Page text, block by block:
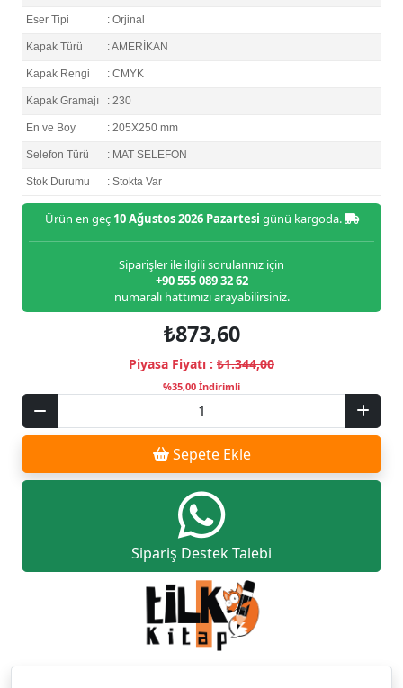
Eser Tipi : Orjinal
Kapak Türü : AMERİKAN
Kapak Rengi : CMYK
Kapak Gramajı : 230
En ve Boy : 205X250 mm
Selefon Türü : MAT SELEFON
Stok Durumu : Stokta Var
Ürün en geç 10 Ağustos 2026 Pazartesi günü kargoda.
Siparişler ile ilgili sorularınız için
+90 555 089 32 62
numaralı hattımızı arayabilirsiniz.
₺873,60
Piyasa Fiyatı : ₺1.344,00
%35,00 İndirimli
Sepete Ekle
Sipariş Destek Talebi